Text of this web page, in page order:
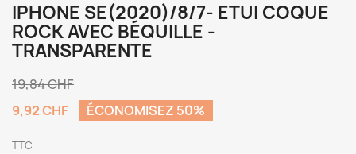
IPHONE SE(2020)/8/7- ETUI COQUE
ROCK AVEC BÉQUILLE -
TRANSPARENTE
19,84 CHF
9,92 CHF
ÉCONOMISEZ 50%
TTC